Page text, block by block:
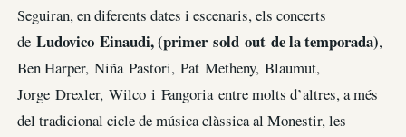
Seguiran, en diferents dates i escenaris, els concerts
de Ludovico Einaudi, (primer sold out de la temporada),
Ben Harper, Niña Pastori, Pat Metheny, Blaumut,
Jorge Drexler, Wilco i Fangoria entre molts d’altres, a més
del tradicional cicle de música clàssica al Monestir, les